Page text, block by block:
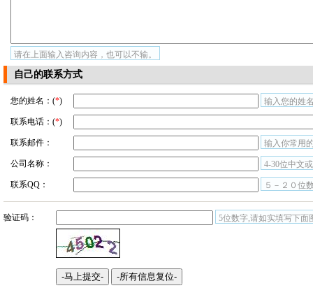
请在上面输入咨询内容，也可以不输。
自己的联系方式
您的姓名：(*) 输入您的姓
联系电话：(*)
联系邮件： 输入你常用
公司名称： 4-30位中文
联系QQ： ５－２０位
验证码： 5位数字,请如实填写下面